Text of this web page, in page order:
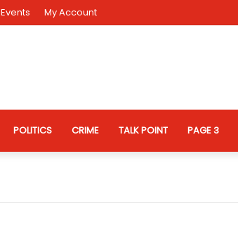
Events My Account
POLITICS CRIME TALK POINT PAGE 3